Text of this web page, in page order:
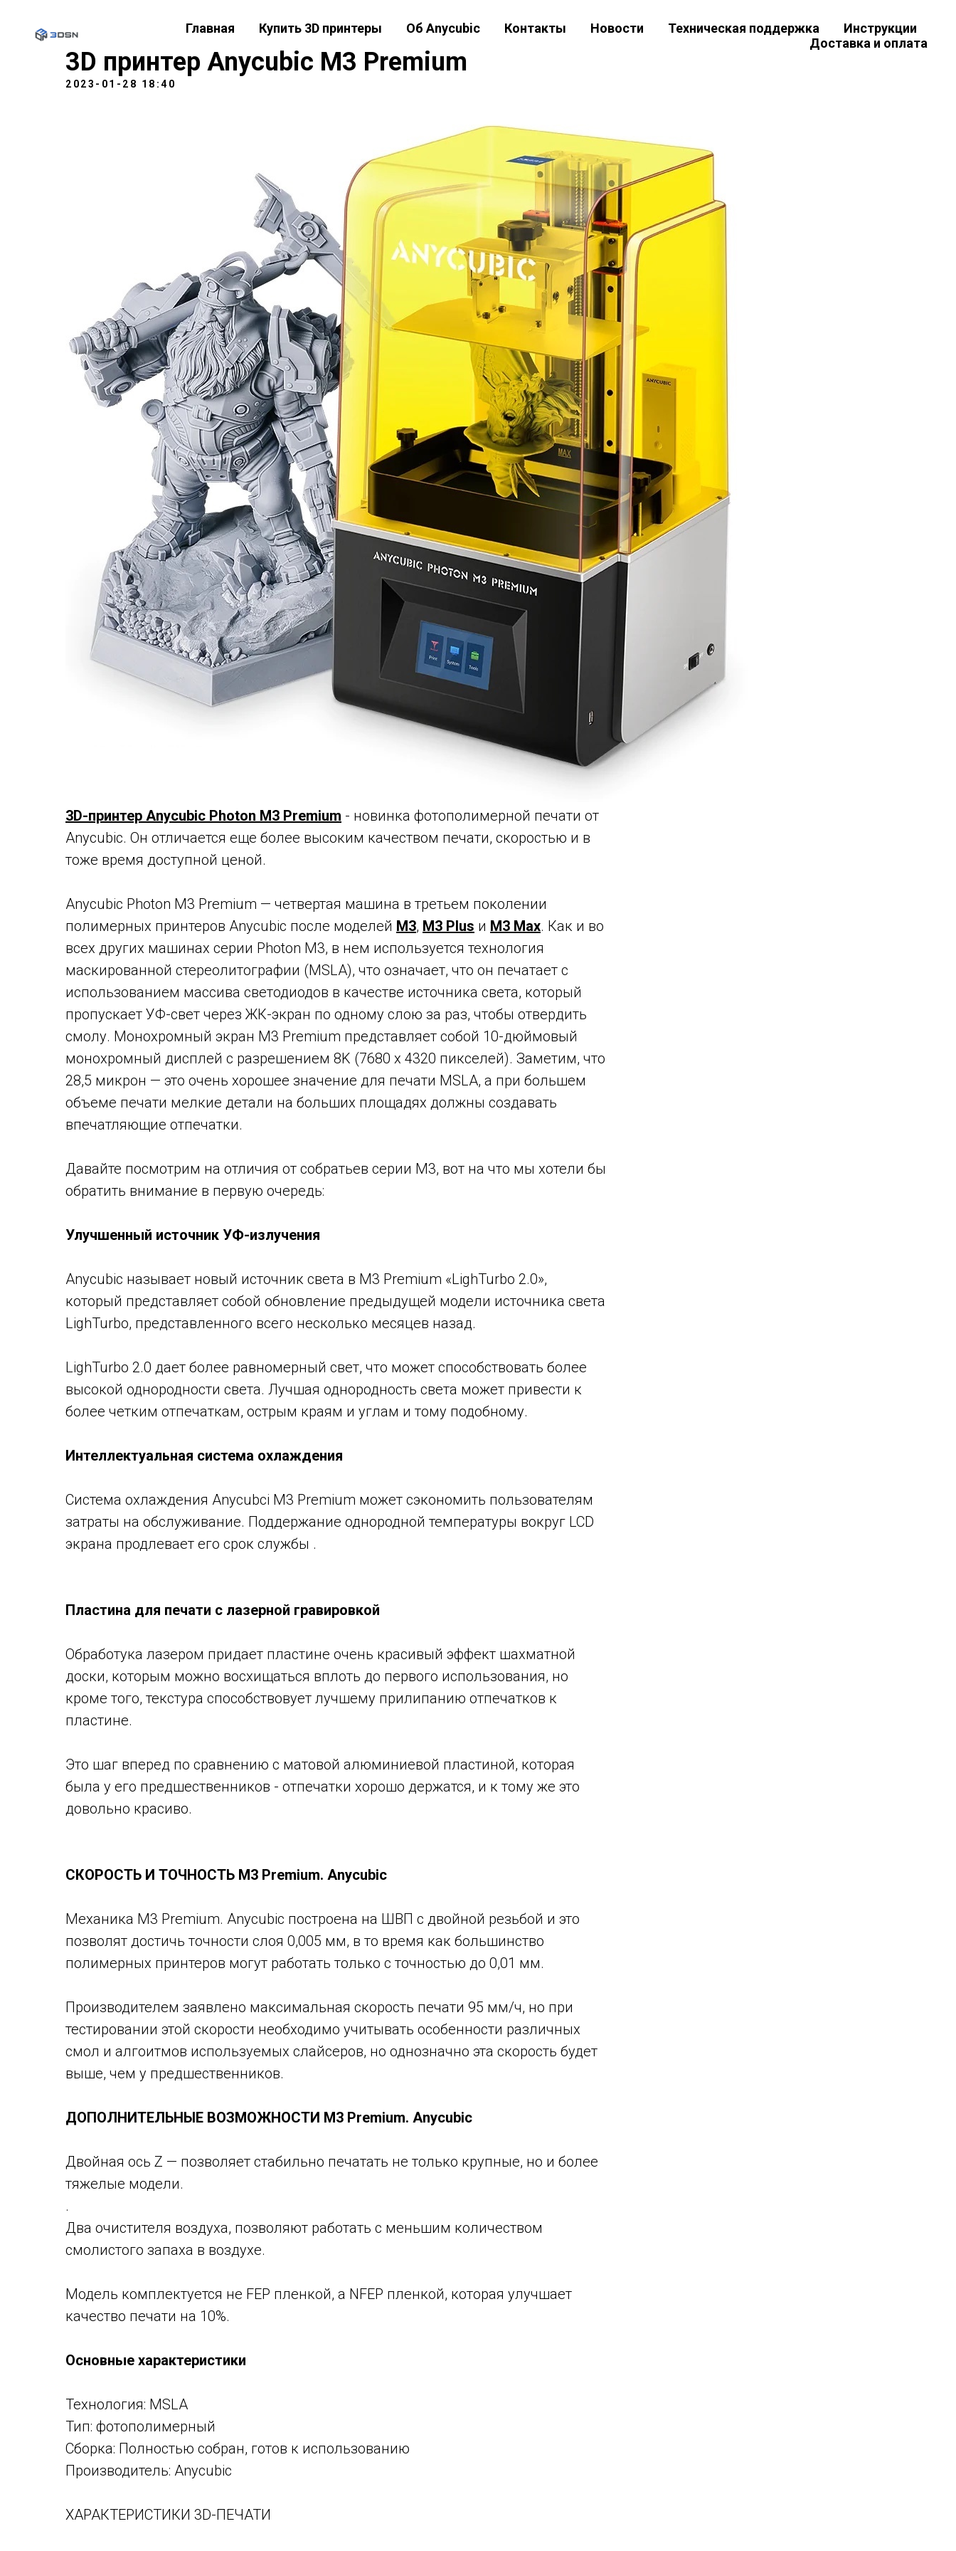
Главная Купить 3D принтеры Об Anycubic Контакты Новости Техническая поддержка
Инструкции
Доставка и оплата
3D принтер Anycubic M3 Premium
2023-01-28 18:40
3D-принтер Anycubic Photon M3 Premium - новинка фотополимерной печати от
Anycubic. Он отличается еще более высоким качеством печати, скоростью и в
тоже время доступной ценой.
Anycubic Photon M3 Premium — четвертая машина в третьем поколении
полимерных принтеров Anycubic после моделей M3, M3 Plus и M3 Max. Как и во
всех других машинах серии Photon M3, в нем используется технология
маскированной стереолитографии (MSLA), что означает, что он печатает с
использованием массива светодиодов в качестве источника света, который
пропускает УФ-свет через ЖК-экран по одному слою за раз, чтобы отвердить
смолу. Монохромный экран M3 Premium представляет собой 10-дюймовый
монохромный дисплей с разрешением 8K (7680 x 4320 пикселей). Заметим, что
28,5 микрон — это очень хорошее значение для печати MSLA, а при большем
объеме печати мелкие детали на больших площадях должны создавать
впечатляющие отпечатки.
Давайте посмотрим на отличия от собратьев серии M3, вот на что мы хотели бы
обратить внимание в первую очередь:
Улучшенный источник УФ-излучения
Anycubic называет новый источник света в M3 Premium «LighTurbo 2.0»,
который представляет собой обновление предыдущей модели источника света
LighTurbo, представленного всего несколько месяцев назад.
LighTurbo 2.0 дает более равномерный свет, что может способствовать более
высокой однородности света. Лучшая однородность света может привести к
более четким отпечаткам, острым краям и углам и тому подобному.
Интеллектуальная система охлаждения
Система охлаждения Anycubci M3 Premium может сэкономить пользователям
затраты на обслуживание. Поддержание однородной температуры вокруг LCD
экрана продлевает его срок службы .
Пластина для печати с лазерной гравировкой
Обработука лазером придает пластине очень красивый эффект шахматной
доски, которым можно восхищаться вплоть до первого использования, но
кроме того, текстура способствовует лучшему прилипанию отпечатков к
пластине.
Это шаг вперед по сравнению с матовой алюминиевой пластиной, которая
была у его предшественников - отпечатки хорошо держатся, и к тому же это
довольно красиво.
СКОРОСТЬ И ТОЧНОСТЬ M3 Premium. Anycubic
Механика M3 Premium. Anycubic построена на ШВП с двойной резьбой и это
позволят достичь точности слоя 0,005 мм, в то время как большинство
полимерных принтеров могут работать только с точностью до 0,01 мм.
Производителем заявлено максимальная скорость печати 95 мм/ч, но при
тестировании этой скорости необходимо учитывать особенности различных
смол и алгоитмов используемых слайсеров, но однозначно эта скорость будет
выше, чем у предшественников.
ДОПОЛНИТЕЛЬНЫЕ ВОЗМОЖНОСТИ M3 Premium. Anycubic
Двойная ось Z — позволяет стабильно печатать не только крупные, но и более
тяжелые модели.
.
Два очистителя воздуха, позволяют работать с меньшим количеством
смолистого запаха в воздухе.
Модель комплектуется не FEP пленкой, а NFEP пленкой, которая улучшает
качество печати на 10%.
Основные характеристики
Технология: MSLA
Тип: фотополимерный
Сборка: Полностью собран, готов к использованию
Производитель: Anycubic
ХАРАКТЕРИСТИКИ 3D-ПЕЧАТИ